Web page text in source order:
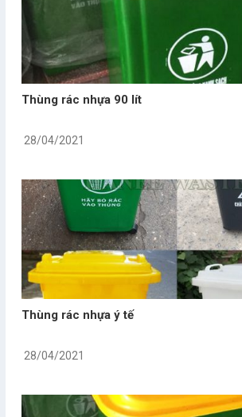
Thùng rác nhựa 90 lít
28/04/2021
Thùng rác nhựa ý tế
28/04/2021